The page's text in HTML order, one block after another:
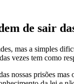
de sair
mas a simples
vezes tem como
nossas prisões